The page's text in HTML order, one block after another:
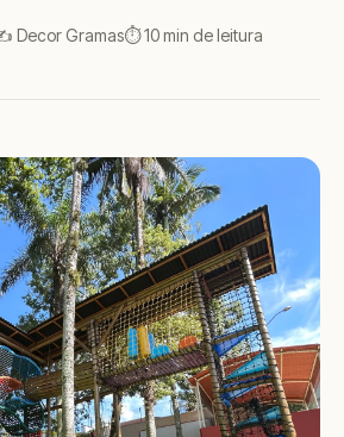
Decor Gramas⏱ 10 min de leitura